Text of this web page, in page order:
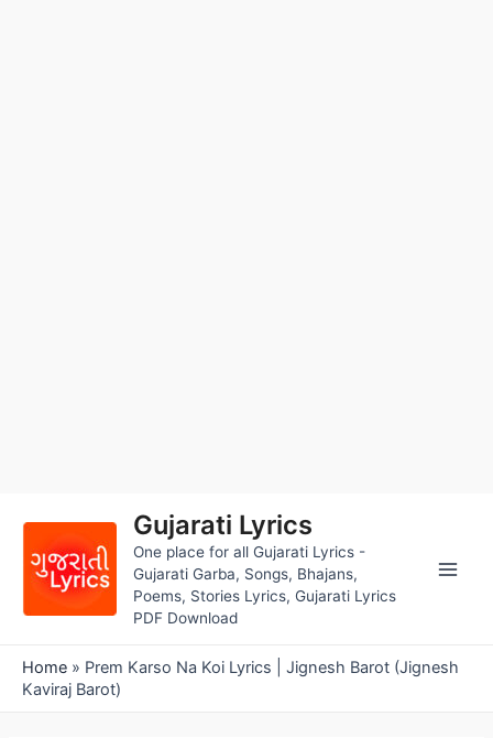
content
Gujarati Lyrics
One place for all Gujarati Lyrics -
Gujarati Garba, Songs, Bhajans,
Poems, Stories Lyrics, Gujarati Lyrics
PDF Download
Home » Prem Karso Na Koi Lyrics | Jignesh Barot (Jignesh
Kaviraj Barot)